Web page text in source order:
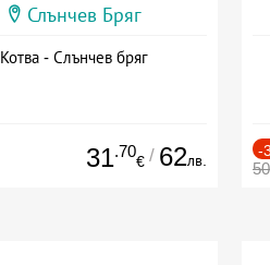
Слънчев Бряг
Котва - Слънчев бряг
31.70
€ / 62лв.
-